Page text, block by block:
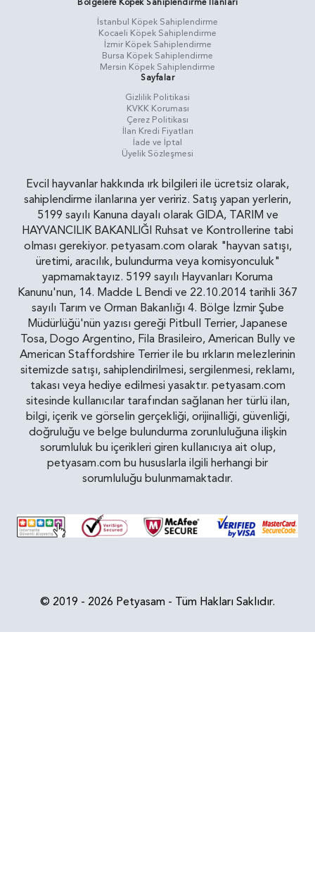
İstanbul Köpek Sahiplendirme
Kocaeli Köpek Sahiplendirme
İzmir Köpek Sahiplendirme
Bursa Köpek Sahiplendirme
Mersin Köpek Sahiplendirme
Sayfalar
Gizlilik Politikasi
KVKK Koruması
Çerez Politikası
İlan Kredi Fiyatları
İade ve İptal
Üyelik Sözleşmesi
Evcil hayvanlar hakkında ırk bilgileri ile ücretsiz olarak,
sahiplendirme ilanlarına yer veririz. Satış yapan yerlerin,
5199 sayılı Kanuna dayalı olarak GIDA, TARIM ve
HAYVANCILIK BAKANLIĞI Ruhsat ve Kontrollerine tabi
olması gerekiyor. petyasam.com olarak "hayvan satışı,
üretimi, aracılık, bulundurma veya komisyonculuk"
yapmamaktayız. 5199 sayılı Hayvanları Koruma
Kanunu'nun, 14. Madde L Bendi ve 22.10.2014 tarihli 367
sayılı Tarım ve Orman Bakanlığı 4. Bölge İzmir Şube
Müdürlüğü'nün yazısı gereği Pitbull Terrier, Japanese
Tosa, Dogo Argentino, Fila Brasileiro, American Bully ve
American Staffordshire Terrier ile bu ırkların melezlerinin
sitemizde satışı, sahiplendirilmesi, sergilenmesi, reklamı,
takası veya hediye edilmesi yasaktır. petyasam.com
sitesinde kullanıcılar tarafından sağlanan her türlü ilan,
bilgi, içerik ve görselin gerçekliği, orijinalliği, güvenliği,
doğruluğu ve belge bulundurma zorunluluğuna ilişkin
sorumluluk bu içerikleri giren kullanıcıya ait olup,
petyasam.com bu hususlarla ilgili herhangi bir
sorumluluğu bulunmamaktadır.
© 2019 - 2026 Petyasam - Tüm Hakları Saklıdır.